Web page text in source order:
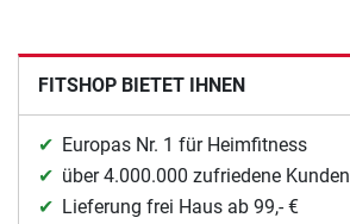
FITSHOP BIETET IHNEN
Europas Nr. 1 für Heimfitness
über 4.000.000 zufriedene Kunden
Lieferung frei Haus ab 99,- €